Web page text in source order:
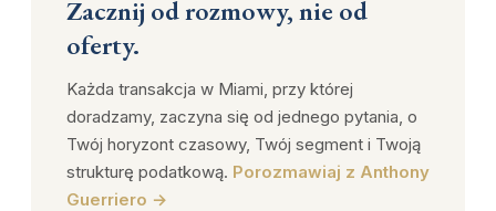
Zacznij od rozmowy, nie od
oferty.
Każda transakcja w Miami, przy której
doradzamy, zaczyna się od jednego pytania, o
Twój horyzont czasowy, Twój segment i Twoją
strukturę podatkową. Porozmawiaj z Anthony
Guerriero →